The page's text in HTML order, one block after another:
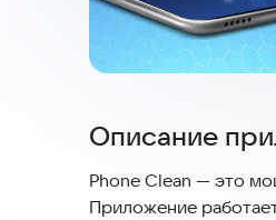
Описание
Phone Clean — это
Приложение